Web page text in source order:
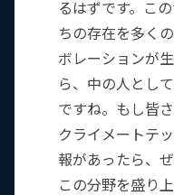
るはずです。こ
ちの存在を多く
ボレーションが
ら、中の人とし
ですね。もし皆
クライメートテ
報があったら、
この分野を盛り